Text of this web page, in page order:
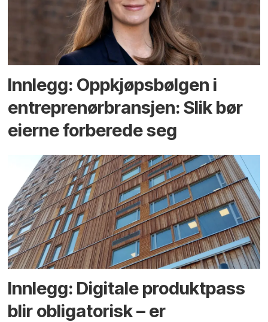
Innlegg: Oppkjøps­bølgen i
entreprenør­bransjen: Slik bør
eierne forberede seg
Innlegg: Digitale produktpass
blir obligatorisk – er